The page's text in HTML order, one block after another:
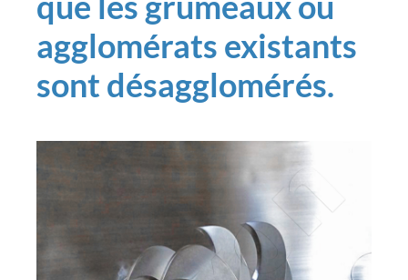
agglomérats existants
sont désagglomérés.